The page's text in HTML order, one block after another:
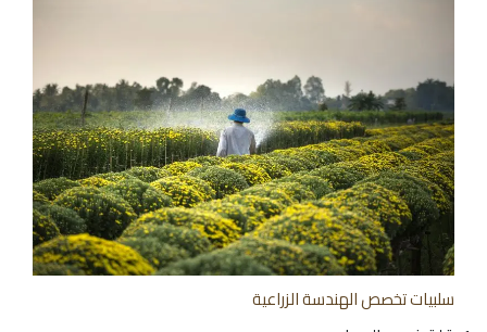
سلبيات تخصص الهندسة الزراعية